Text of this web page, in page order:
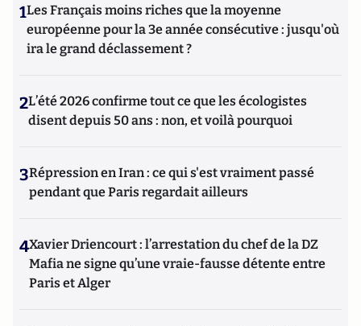
1Les Français moins riches que la moyenne
européenne pour la 3e année consécutive : jusqu'où
ira le grand déclassement ?
2L’été 2026 confirme tout ce que les écologistes
disent depuis 50 ans : non, et voilà pourquoi
3Répression en Iran : ce qui s'est vraiment passé
pendant que Paris regardait ailleurs
4Xavier Driencourt : l’arrestation du chef de la DZ
Mafia ne signe qu’une vraie-fausse détente entre
Paris et Alger